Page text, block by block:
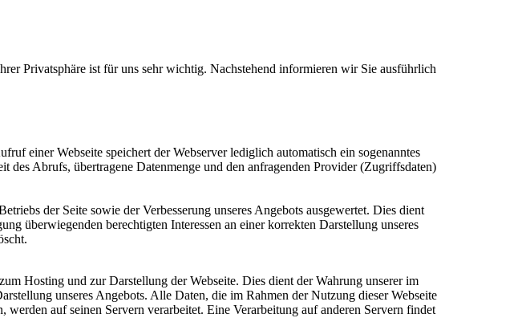
Privatsphäre ist für uns sehr wichtig. Nachstehend informieren wir Sie ausführlich
einer Webseite speichert der Webserver lediglich automatisch ein sogenanntes
Abrufs, übertragene Datenmenge und den anfragenden Provider (Zugriffsdaten)
der Seite sowie der Verbesserung unseres Angebots ausgewertet. Dies dient
überwiegenden berechtigten Interessen an einer korrekten Darstellung unseres
Hosting und zur Darstellung der Webseite. Dies dient der Wahrung unserer im
unseres Angebots. Alle Daten, die im Rahmen der Nutzung dieser Webseite
auf seinen Servern verarbeitet. Eine Verarbeitung auf anderen Servern findet